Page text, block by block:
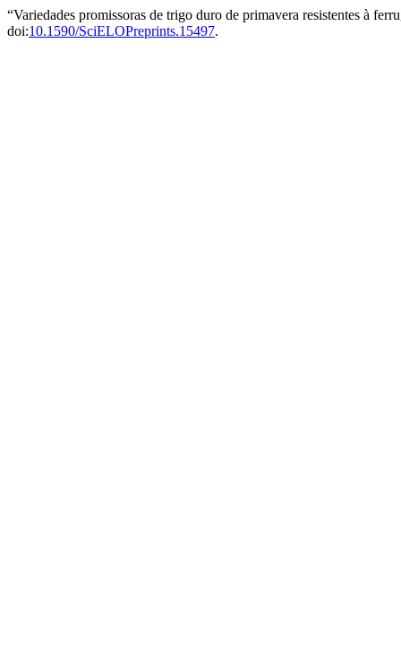
“Variedades promissoras de trigo duro de primavera resistentes à
doi:10.1590/SciELOPreprints.15497.